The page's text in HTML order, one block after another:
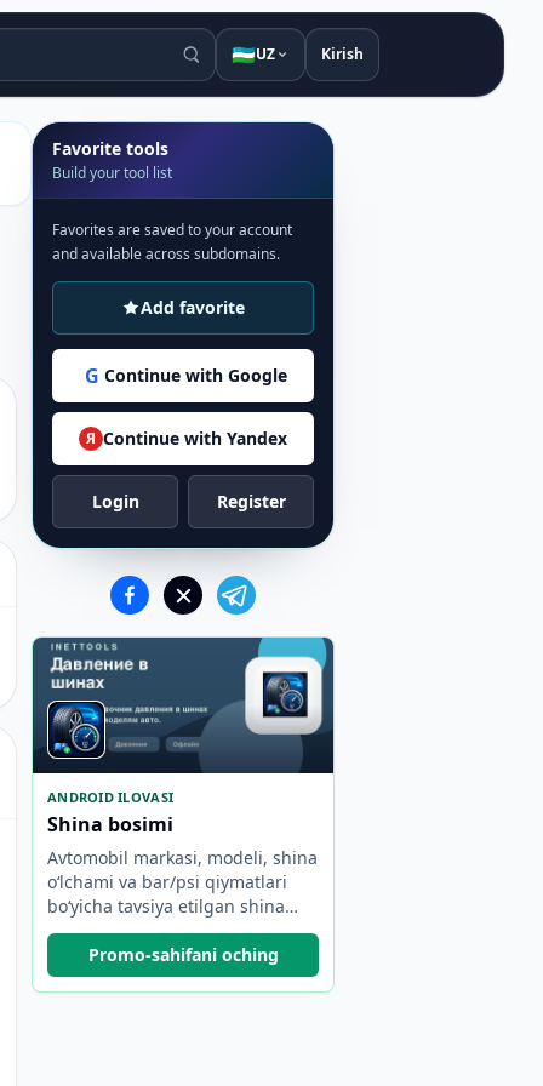
🇺🇿UZ Kirish
Favorite tools
Build your tool list
Favorites are saved to your account
and available across subdomains.
Add favorite
G Continue with Google
Я Continue with Yandex
Login Register
ANDROID ILOVASI
Shina bosimi
Avtomobil markasi, modeli, shina
o‘lchami va bar/psi qiymatlari
bo‘yicha tavsiya etilgan shina
bosimini toping.
Promo-sahifani oching